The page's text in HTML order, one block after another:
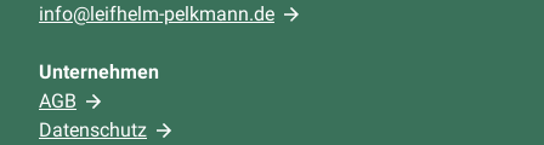
info@leifhelm-pelkmann.de
Unternehmen
AGB
Datenschutz